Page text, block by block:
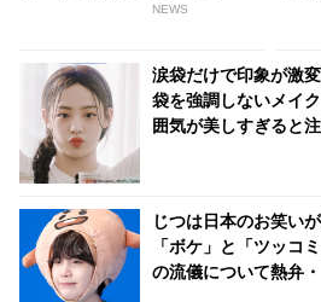
現力にファンは脱帽NEWS
涙袋だけで印象が激
袋を強調しないメイ
囲気が美しすぎると
じつは日本のお笑い
「ボケ」と「ツッコ
の流儀について熱弁